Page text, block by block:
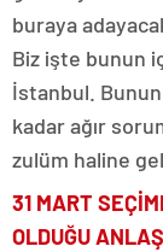
buraya
Biz işte bunun
İstanbul.
kadar ağır
zulüm haline
31 MART
OLDUĞU